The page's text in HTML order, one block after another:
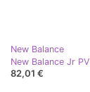
New Balance
New Balance Jr
82,01 €